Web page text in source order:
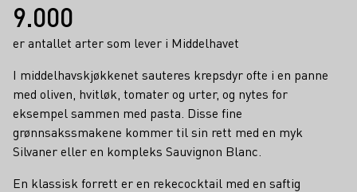
9.000
er antallet arter som lever i Middelhavet
I middelhavskjøkkenet sauteres krepsdyr ofte i en panne
med oliven, hvitløk, tomater og urter, og nytes for
eksempel sammen med pasta. Disse fine
grønnsakssmakene kommer til sin rett med en myk
Silvaner eller en kompleks Sauvignon Blanc.
En klassisk forrett er en rekecocktail med en saftig